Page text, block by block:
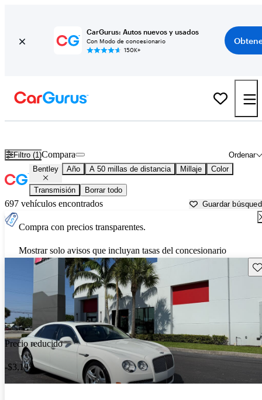
CarGurus: Autos nuevos y usados
Con Modo de concesionario
150K+
Filtro (1) Ordenar
Compara
Bentley Año A 50 millas de distancia Millaje Color
Transmisión Borrar todo
697 vehículos encontrados Guardar
Compra con precios transparentes.
Mostrar solo avisos que incluyan tasas del concesionario
Precio reducido
-$3,195